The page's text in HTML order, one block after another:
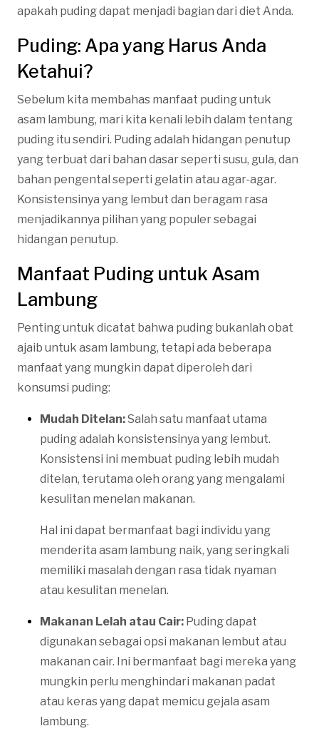
apakah puding dapat menjadi bagian dari diet Anda.
Puding: Apa yang Harus Anda
Ketahui?
Sebelum kita membahas manfaat puding untuk
asam lambung, mari kita kenali lebih dalam tentang
puding itu sendiri. Puding adalah hidangan penutup
yang terbuat dari bahan dasar seperti susu, gula, dan
bahan pengental seperti gelatin atau agar-agar.
Konsistensinya yang lembut dan beragam rasa
menjadikannya pilihan yang populer sebagai
hidangan penutup.
Manfaat Puding untuk Asam
Lambung
Penting untuk dicatat bahwa puding bukanlah obat
ajaib untuk asam lambung, tetapi ada beberapa
manfaat yang mungkin dapat diperoleh dari
konsumsi puding:
Mudah Ditelan:Salah satu manfaat utama
puding adalah konsistensinya yang lembut.
Konsistensi ini membuat puding lebih mudah
ditelan, terutama oleh orang yang mengalami
kesulitan menelan makanan.
Hal ini dapat bermanfaat bagi individu yang
menderita asam lambung naik, yang seringkali
memiliki masalah dengan rasa tidak nyaman
atau kesulitan menelan.
Makanan Lelah atau Cair: Puding dapat
digunakan sebagai opsi makanan lembut atau
makanan cair. Ini bermanfaat bagi mereka yang
mungkin perlu menghindari makanan padat
atau keras yang dapat memicu gejala asam
lambung.